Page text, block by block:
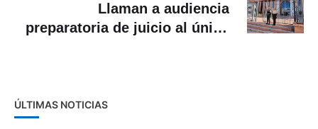
Llaman a audiencia
preparatoria de juicio al único
ÚLTIMAS NOTICIAS